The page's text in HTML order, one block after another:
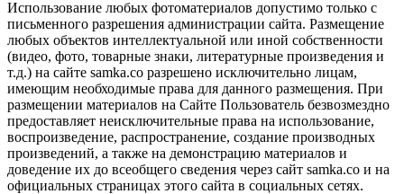
Использование любых фотоматериалов допустимо только с
письменного разрешения администрации сайта. Размещение
любых объектов интеллектуальной или иной собственности
(видео, фото, товарные знаки, литературные произведения и
т.д.) на сайте samka.co разрешено исключительно лицам,
имеющим необходимые права для данного размещения. При
размещении материалов на Сайте Пользователь безвозмездно
предоставляет неисключительные права на использование,
воспроизведение, распространение, создание производных
произведений, а также на демонстрацию материалов и
доведение их до всеобщего сведения через сайт samka.co и на
официальных страницах этого сайта в социальных сетях.